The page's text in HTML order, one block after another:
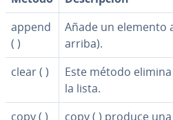
append
( )
Añade un elemento
arriba).
clear ( )
Este método
la lista.
copy ( )
copy ( ) produce